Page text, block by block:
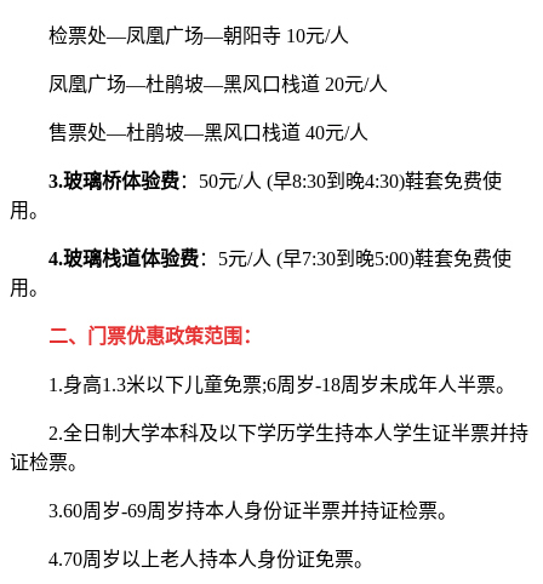
检票处—凤凰广场—朝阳寺 10元/人
凤凰广场—杜鹃坡—黑风口栈道 20元/人
售票处—杜鹃坡—黑风口栈道 40元/人
3.玻璃桥体验费：50元/人 (早8:30到晚4:30)鞋套免费使
用。
4.玻璃栈道体验费：5元/人 (早7:30到晚5:00)鞋套免费使
用。
二、门票优惠政策范围：
1.身高1.3米以下儿童免票;6周岁-18周岁未成年人半票。
2.全日制大学本科及以下学历学生持本人学生证半票并持
证检票。
3.60周岁-69周岁持本人身份证半票并持证检票。
4.70周岁以上老人持本人身份证免票。